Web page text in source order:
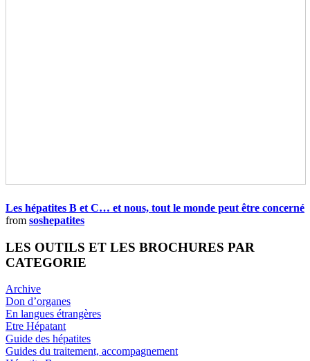
Les hépatites B et C… et nous, tout le monde peut être concerné
from soshepatites
LES OUTILS ET LES BROCHURES PAR
CATEGORIE
Archive
Don d’organes
En langues étrangères
Etre Hépatant
Guide des hépatites
Guides du traitement, accompagnement